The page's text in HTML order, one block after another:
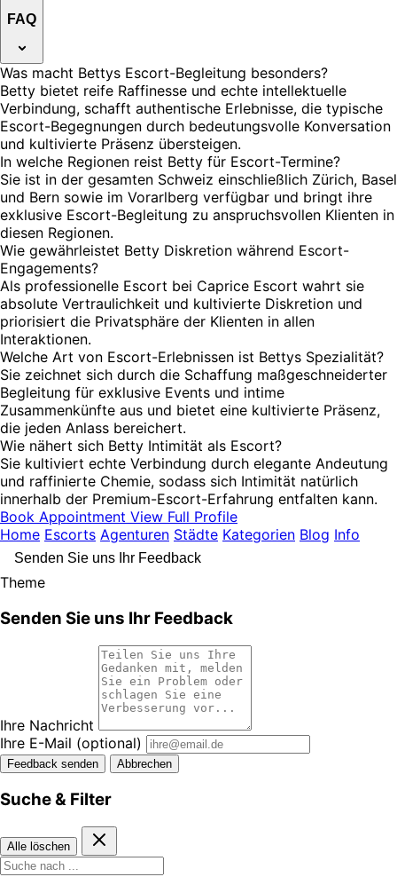
FAQ
Was macht Bettys Escort-Begleitung besonders?
Betty bietet reife Raffinesse und echte intellektuelle
Verbindung, schafft authentische Erlebnisse, die typische
Escort-Begegnungen durch bedeutungsvolle Konversation
und kultivierte Präsenz übersteigen.
In welche Regionen reist Betty für Escort-Termine?
Sie ist in der gesamten Schweiz einschließlich Zürich, Basel
und Bern sowie im Vorarlberg verfügbar und bringt ihre
exklusive Escort-Begleitung zu anspruchsvollen Klienten in
diesen Regionen.
Wie gewährleistet Betty Diskretion während Escort-
Engagements?
Als professionelle Escort bei Caprice Escort wahrt sie
absolute Vertraulichkeit und kultivierte Diskretion und
priorisiert die Privatsphäre der Klienten in allen
Interaktionen.
Welche Art von Escort-Erlebnissen ist Bettys Spezialität?
Sie zeichnet sich durch die Schaffung maßgeschneiderter
Begleitung für exklusive Events und intime
Zusammenkünfte aus und bietet eine kultivierte Präsenz,
die jeden Anlass bereichert.
Wie nähert sich Betty Intimität als Escort?
Sie kultiviert echte Verbindung durch elegante Andeutung
und raffinierte Chemie, sodass sich Intimität natürlich
innerhalb der Premium-Escort-Erfahrung entfalten kann.
Book Appointment View Full Profile
Home Escorts Agenturen Städte Kategorien Blog Info
Senden Sie uns Ihr Feedback
Theme
Senden Sie uns Ihr Feedback
Ihre Nachricht
Ihre E-Mail (optional)
Feedback senden Abbrechen
Suche & Filter
Alle löschen